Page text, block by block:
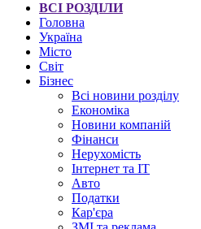
ВСІ РОЗДІЛИ
Головна
Україна
Місто
Світ
Бізнес
Всі новини розділу
Економіка
Новини компаній
Фінанси
Нерухомість
Інтернет та IT
Авто
Податки
Кар'єра